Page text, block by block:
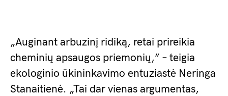
„Auginant arbuzinį ridiką, retai prireikia
cheminių apsaugos priemonių,” – teigia
ekologinio ūkininkavimo entuziastė Neringa
Stanaitienė. „Tai dar vienas argumentas,